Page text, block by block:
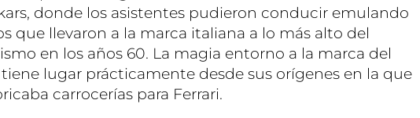
donde los asistentes pudieron conducir emulando
que llevaron a la marca italiana a lo más alto del
en los años 60. La magia entorno a la marca del
lugar prácticamente desde sus orígenes en la que
carrocerías para Ferrari.